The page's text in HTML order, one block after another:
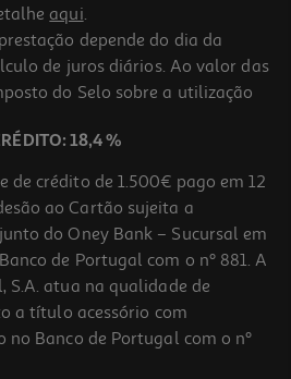
aqui.
depende do dia da
de juros diários. Ao valor das
do Selo sobre a utilização
18,4 %
de crédito de 1.500€ pago em 12
ao Cartão sujeita a
do Oney Bank – Sucursal em
de Portugal com o nº 881. A
S.A. atua na qualidade de
a título acessório com
no Banco de Portugal com o nº